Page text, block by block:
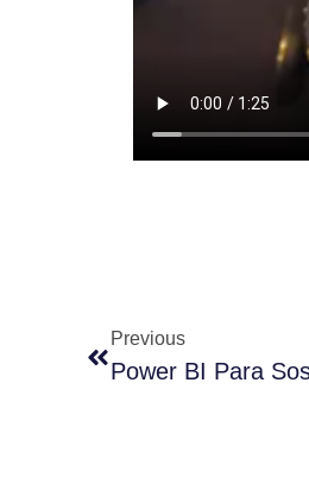
Previous